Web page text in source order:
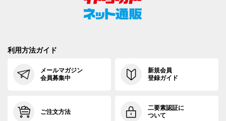
利用方法ガイド
メールマガジン
会員募集中
新規会員
登録ガイド
ご注文方法
二要素認証に
ついて